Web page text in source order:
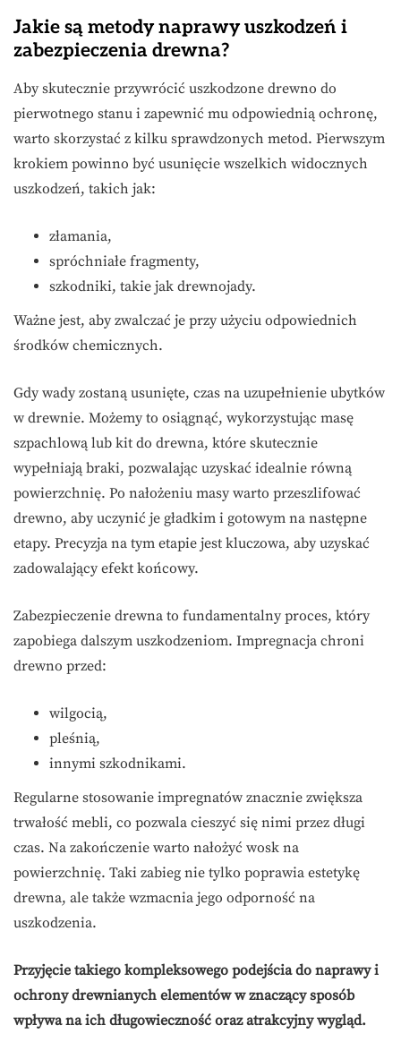
Jakie są metody naprawy uszkodzeń i
zabezpieczenia drewna?
Aby skutecznie przywrócić uszkodzone drewno do
pierwotnego stanu i zapewnić mu odpowiednią ochronę,
warto skorzystać z kilku sprawdzonych metod. Pierwszym
krokiem powinno być usunięcie wszelkich widocznych
uszkodzeń, takich jak:
złamania,
spróchniałe fragmenty,
szkodniki, takie jak drewnojady.
Ważne jest, aby zwalczać je przy użyciu odpowiednich
środków chemicznych.
Gdy wady zostaną usunięte, czas na uzupełnienie ubytków
w drewnie. Możemy to osiągnąć, wykorzystując masę
szpachlową lub kit do drewna, które skutecznie
wypełniają braki, pozwalając uzyskać idealnie równą
powierzchnię. Po nałożeniu masy warto przeszlifować
drewno, aby uczynić je gładkim i gotowym na następne
etapy. Precyzja na tym etapie jest kluczowa, aby uzyskać
zadowalający efekt końcowy.
Zabezpieczenie drewna to fundamentalny proces, który
zapobiega dalszym uszkodzeniom. Impregnacja chroni
drewno przed:
wilgocią,
pleśnią,
innymi szkodnikami.
Regularne stosowanie impregnatów znacznie zwiększa
trwałość mebli, co pozwala cieszyć się nimi przez długi
czas. Na zakończenie warto nałożyć wosk na
powierzchnię. Taki zabieg nie tylko poprawia estetykę
drewna, ale także wzmacnia jego odporność na
uszkodzenia.
Przyjęcie takiego kompleksowego podejścia do naprawy i
ochrony drewnianych elementów w znaczący sposób
wpływa na ich długowieczność oraz atrakcyjny wygląd.